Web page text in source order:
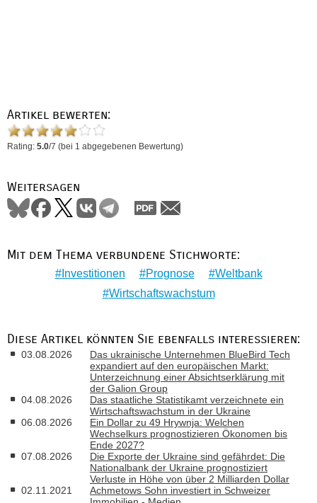
Artikel bewerten:
Rating: 5.0/7 (bei 1 abgegebenen Bewertung)
Weitersagen
Mit dem Thema verbundene Stichworte:
Investitionen Prognose
Weltbank
Wirtschaftswachstum
Diese Artikel könnten Sie ebenfalls interessieren:
03.08.2026
Das ukrainische Unternehmen BlueBird Tech
expandiert auf den europäischen Markt:
Unterzeichnung einer Absichtserklärung mit
der Galion Group
04.08.2026
Das staatliche Statistikamt verzeichnete ein
Wirtschaftswachstum in der Ukraine
06.08.2026
Ein Dollar zu 49 Hrywnja: Welchen
Wechselkurs prognostizieren Ökonomen bis
Ende 2027?
07.08.2026
Die Exporte der Ukraine sind gefährdet: Die
Nationalbank der Ukraine prognostiziert
Verluste in Höhe von über 2 Milliarden Dollar
02.11.2021
Achmetows Sohn investiert in Schweizer